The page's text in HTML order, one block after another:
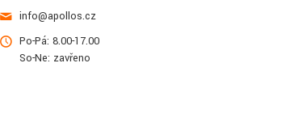
info@apollos.cz
Po-Pá: 8.00-17.00
So-Ne: zavřeno